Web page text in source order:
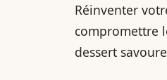
Réinventer
compromettre
dessert